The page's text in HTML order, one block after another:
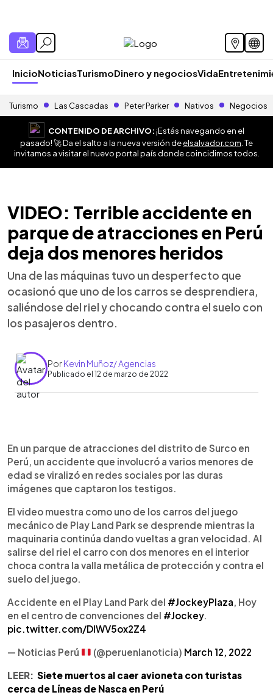
InicioNoticiasTurismoDinero y negociosVida
Turismo Las Cascadas Peter Parker Nativos Negocios
CONTENIDO DE ARCHIVO:¡Estás navegando en el
pasado! 🚀 Da el salto a la nueva versión deelsalvador.com . Te
invitamos a visitar el nuevo portal país donde coincidimos todos.
VIDEO: Terrible accidente en
parque de atracciones en Perú
deja dos menores heridos
Una de las máquinas tuvo un desperfecto que
ocasionó que uno de los carros se desprendiera,
saliéndose del riel y chocando contra el suelo con
los pasajeros dentro.
PorKevin Muñoz/ Agencias
Publicado el 12 de marzo de 2022
Escuchar artículo
En un parque de atracciones del distrito de Surco en
Perú, un accidente que involucró a varios menores de
edad se viralizó en redes sociales por las duras
imágenes que captaron los testigos.
El video muestra como uno de los carros del juego
mecánico de Play Land Park se desprende mientras la
maquinaria continúa dando vueltas a gran velocidad. Al
salirse del riel el carro con dos menores en el interior
choca contra la valla metálica de protección y contra el
suelo del juego.
Accidente en el Play Land Park del #JockeyPlaza, Hoy
en el centro de convenciones del #Jockey.
pic.twitter.com/DIWV5ox2Z4
— Noticias Perú
(@peruenlanoticia) March 12, 2022
LEER: Siete muertos al caer avioneta con turistas
cerca de Líneas de Nasca en Perú